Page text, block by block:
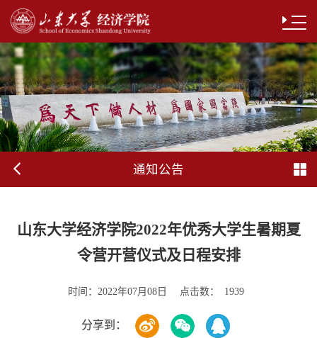
通知公告
山东大学经济学院2022年优秀大学生暑期夏
令营开营仪式及日程安排
时间： 2022年07月08日 点击数： 1939
分享到：